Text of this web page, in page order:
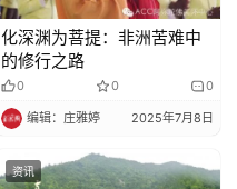
​​化深渊为菩提：非洲苦难中
的修行之路​​
0 0 0
编辑：庄雅婷 2025年7月8日
资讯